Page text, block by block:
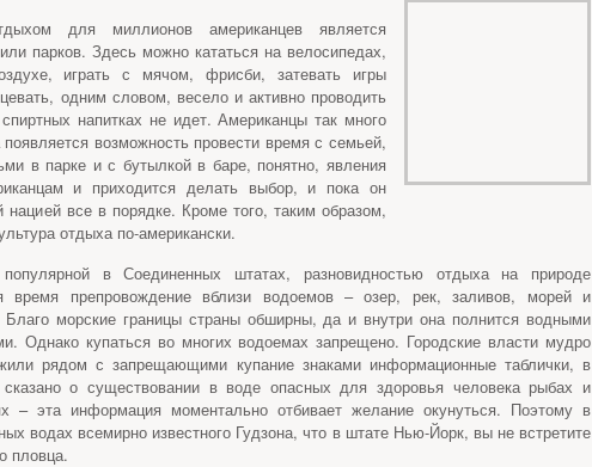
для миллионов американцев является
парков. Здесь можно кататься на велосипедах,
играть с мячом, фрисби, затевать игры
одним словом, весело и активно проводить
напитках не идет. Американцы так много
возможность провести время с семьей,
в парке и с бутылкой в баре, понятно, явления
и приходится делать выбор, и пока он
все в порядке. Кроме того, таким образом,
отдыха по-американски.
в Соединенных штатах, разновидностью отдыха на природе
время препровождение вблизи водоемов – озер, рек, заливов, морей и
Благо морские границы страны обширны, да и внутри она полнится водными
Однако купаться во многих водоемах запрещено. Городские власти мудро
рядом с запрещающими купание знаками информационные таблички, в
сказано о существовании в воде опасных для здоровья человека рыбах и
– эта информация моментально отбивает желание окунуться. Поэтому в
водах всемирно известного Гудзона, что в штате Нью-Йорк, вы не встретите
пловца.